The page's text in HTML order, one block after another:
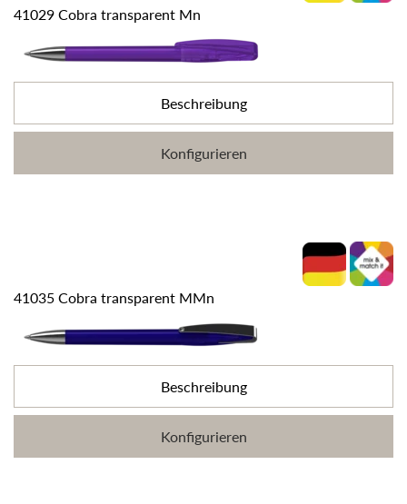
41029 Cobra transparent Mn
Beschreibung
Konfigurieren
41035 Cobra transparent MMn
Beschreibung
Konfigurieren